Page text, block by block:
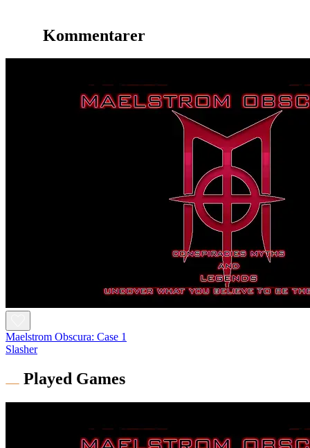
Kommentarer
Maelstrom Obscura: Case 1
Slasher
Played Games